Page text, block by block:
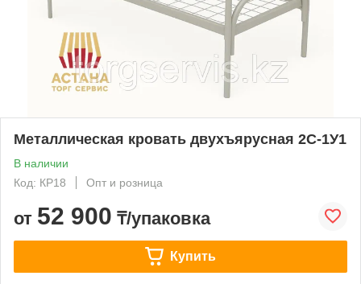
Металлическая кровать двухъярусная 2С-1У1
В наличии
Код: КР18
Опт и розница
от 52 900 ₸/упаковка
Купить